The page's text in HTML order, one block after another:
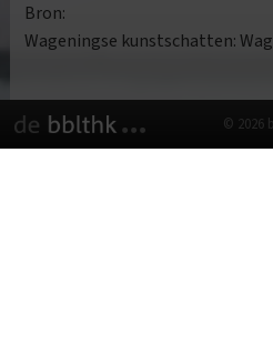
Bron:
Wageningse kunstschatten:
© 2026